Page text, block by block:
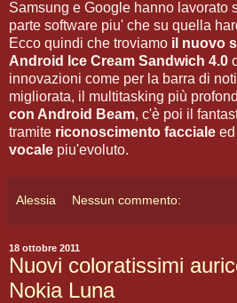
Samsung e Google hanno lavorato
parte software piu' che su quella
Ecco quindi che troviamo il nuovo
Android Ice Cream Sandwich 4.0
innovazioni come per la barra di
migliorata, il multitasking più
con Android Beam, c'è poi il
tramite riconoscimento facciale ed
vocale piu'evoluto.
Alessia Nessun commento:
18 ottobre 2011
Nuovi coloratissimi
Nokia Luna